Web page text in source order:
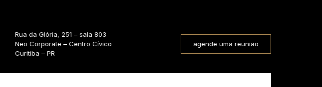
Rua da Glória, 251 – sala 803
Neo Corporate – Centro Cívico
Curitiba – PR
agende uma reunião